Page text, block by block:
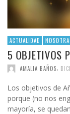
ACTUALIDAD
5 OBJETIVOS
AMALIA BAÑOS
Los objetivos de
porque (no nos
mayoría, se